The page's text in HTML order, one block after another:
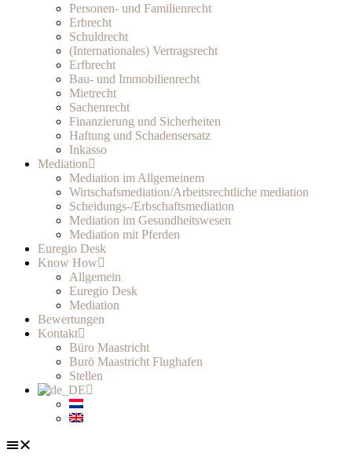
Personen- und Familienrecht
Erbrecht
Schuldrecht
(Internationales) Vertragsrecht
Erfbrecht
Bau- und Immobilienrecht
Mietrecht
Sachenrecht
Finanzierung und Sicherheiten
Haftung und Schadensersatz
Inkasso
Mediation
Mediation im Allgemeinem
Wirtschafsmediation/Arbeitsrechtliche mediation
Scheidungs-/Erbschaftsmediation
Mediation im Gesundheitswesen
Mediation mit Pferden
Euregio Desk
Know How
Allgemein
Euregio Desk
Mediation
Bewertungen
Kontakt
Büro Maastricht
Burö Maastricht Flughafen
Stellen